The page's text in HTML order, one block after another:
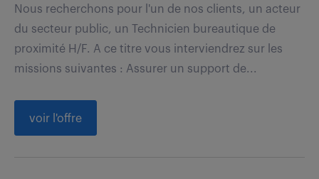
Nous recherchons pour l'un de nos clients, un acteur
du secteur public, un Technicien bureautique de
proximité H/F. A ce titre vous interviendrez sur les
missions suivantes : Assurer un support de...
voir l'offre